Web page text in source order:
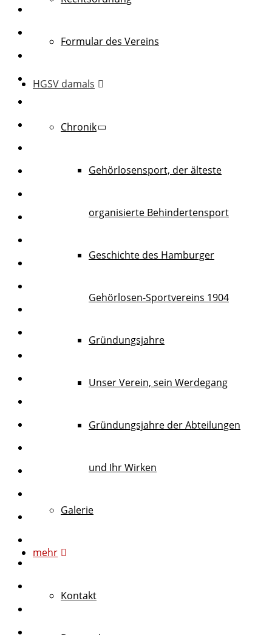
Formular des Vereins
HGSV damals
Chronik
Gehörlosensport, der älteste
organisierte Behindertensport
Geschichte des Hamburger
Gehörlosen-Sportvereins 1904
Gründungsjahre
Unser Verein, sein Werdegang
Gründungsjahre der Abteilungen
und Ihr Wirken
Galerie
mehr
Kontakt